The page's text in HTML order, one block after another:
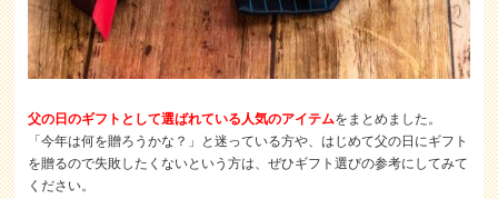
父の日のギフトとして選ばれている人気のアイテムをまとめました。
「今年は何を贈ろうかな？」と迷っている方や、はじめて父の日にギフト
を贈るので失敗したくないという方は、ぜひギフト選びの参考にしてみて
ください。